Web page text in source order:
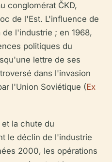
conglomérat ČKD,
de l'Est. L'influence de
l'industrie ; en 1968,
politiques du
lettre de ses
dans l'invasion
l'Union Soviétique (Ex
la chute du
le déclin de l'industrie
2000, les opérations